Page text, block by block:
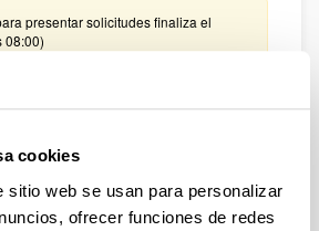
cookies
sitio web se usan para personalizar
ofrecer funciones de redes
presentar solicitudes finaliza el
08:00)
la consolidación
cerrado: 24/06/2025 - 15/07/2025
envío de la expresión de interés:
de las solicitudes que van a ser